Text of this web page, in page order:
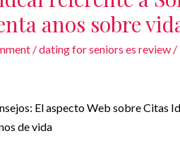
anos sobre
/dating for seniors es review/
El aspecto Web sobre Citas
de vida